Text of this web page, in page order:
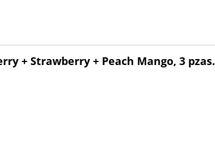
+ Strawberry + Peach Mango, 3 pzas.